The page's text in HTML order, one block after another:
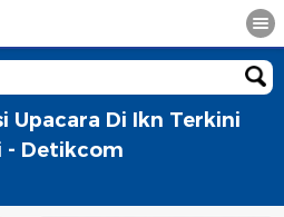
Upacara Di Ikn Terkini
- Detikcom